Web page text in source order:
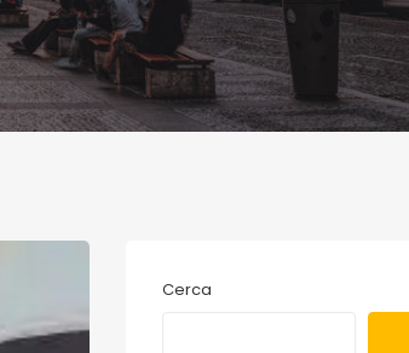
Cerca